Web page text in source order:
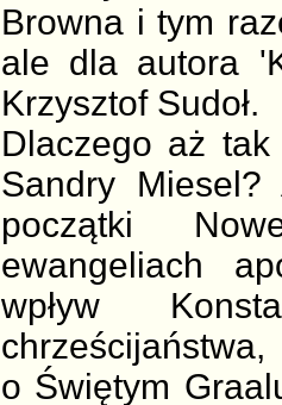
Browna i tym
ale dla autora
Krzysztof Sudoł.
Dlaczego aż
Sandry
początki
ewangeliach
wpływ
o Świętym